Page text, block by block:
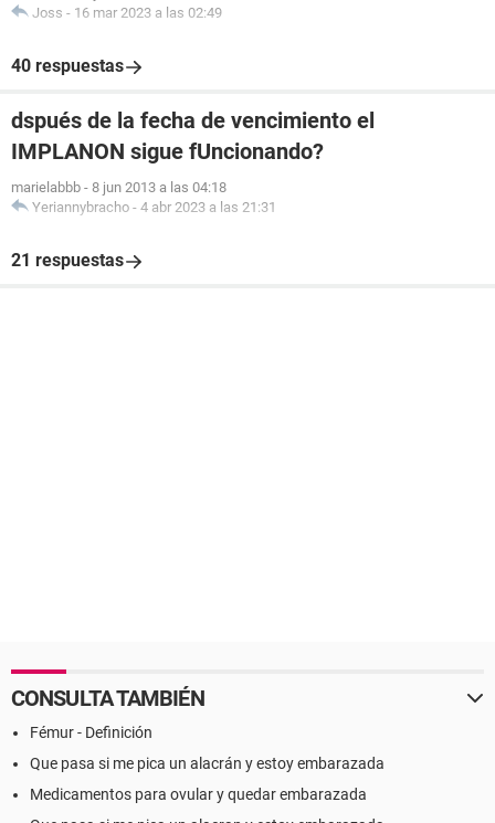
Joss - 16 mar 2023 a las 02:49
40 respuestas
dspués de la fecha de vencimiento el
IMPLANON sigue fUncionando?
marielabbb - 8 jun 2013 a las 04:18
Yeriannybracho - 4 abr 2023 a las 21:31
21 respuestas
CONSULTA TAMBIÉN
Fémur - Definición
Que pasa si me pica un alacrán y estoy embarazada
Medicamentos para ovular y quedar embarazada